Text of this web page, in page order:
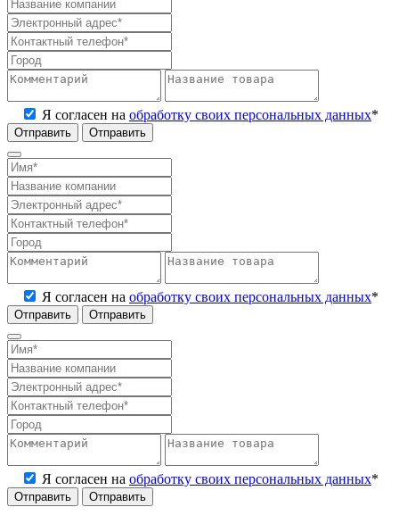
Я согласен на обработку своих персональных данных*
Отправить
Я согласен на обработку своих персональных данных*
Отправить
Я согласен на обработку своих персональных данных*
Отправить